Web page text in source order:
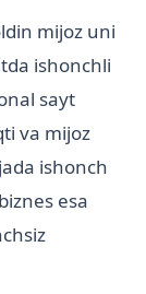
mijoz uni
ishonchli
sayt
va mijoz
ishonch
esa